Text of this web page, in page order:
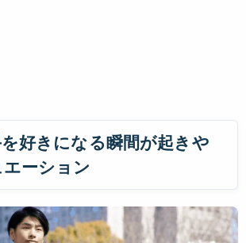
好きになる瞬間が起きや
ーション